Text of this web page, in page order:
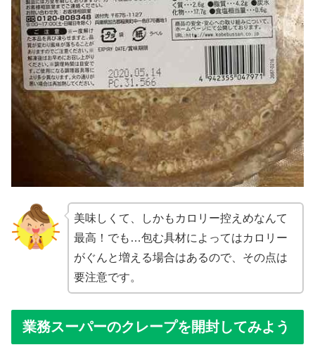
美味しくて、しかもカロリー控えめなんて
最高！でも…包む具材によってはカロリー
がぐんと増える場合はあるので、その点は
要注意です。
業務スーパーのクレープを開封してみよう